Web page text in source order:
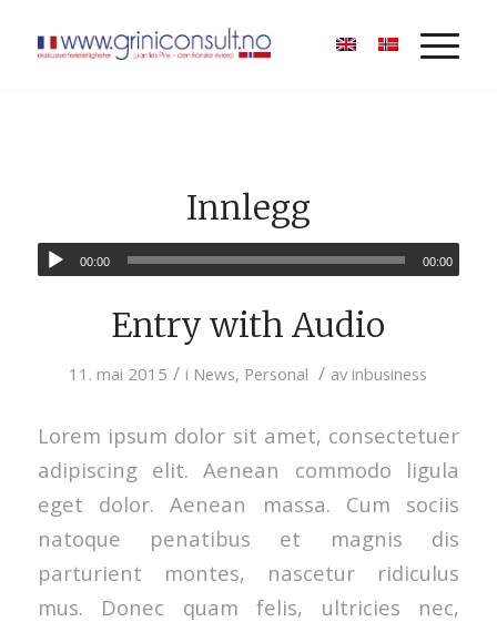
Innlegg
00:00 00:00
Entry with Audio
11. mai 2015 / i News, Personal / av inbusiness
Lorem ipsum dolor sit amet, consectetuer
adipiscing elit. Aenean commodo ligula
eget dolor. Aenean massa. Cum sociis
natoque penatibus et magnis dis
parturient montes, nascetur ridiculus
mus. Donec quam felis, ultricies nec,